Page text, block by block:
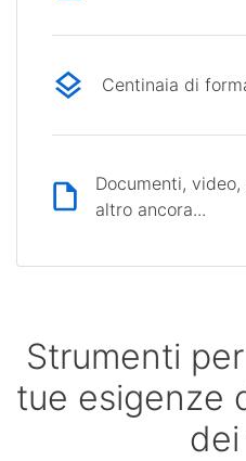
Centinaia di
Documenti,
altro ancora...
Strumenti
tue esigenze